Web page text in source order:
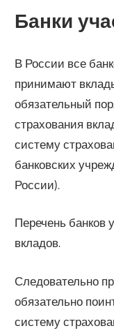
Банки
В России все
принимают
обязательный
страхования
систему
банковских
России).
Перечень банков
вкладов.
Следовательно
обязательно
систему